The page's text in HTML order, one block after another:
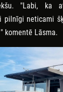
"Labi, ka
pilnīgi neticami
komentē Lāsma.